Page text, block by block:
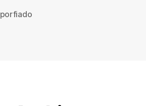
porfiado